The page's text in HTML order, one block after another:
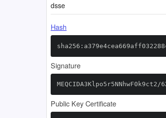
dsse
Hash
Signature
MEQCIDA3Klpo5r5NNhwF0k9ct2/
Public Key Certificate